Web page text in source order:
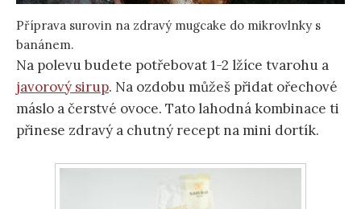
Příprava surovin na zdravý mugcake do mikrovlnky s
banánem.
Na polevu budete potřebovat 1-2 lžíce tvarohu a
javorový sirup. Na ozdobu můžeš přidat ořechové
máslo a čerstvé ovoce. Tato lahodná kombinace ti
přinese zdravý a chutný recept na mini dortík.